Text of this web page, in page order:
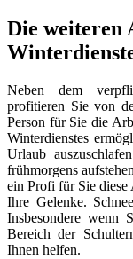
Die weiteren
Neben dem
profitieren Sie von
Person für Sie die
Winterdienstes
Urlaub
frühmorgens
ein Profi für Sie diese
Ihre Gelenke.
Insbesondere wenn
Bereich der
Ihnen helfen.